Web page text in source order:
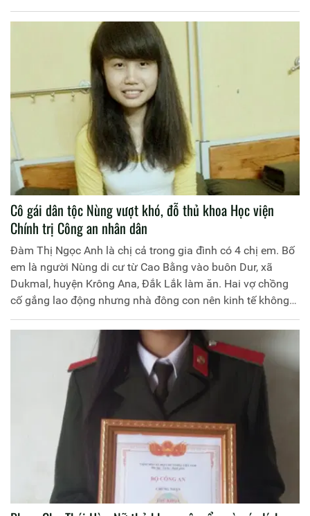
Cô gái dân tộc Nùng vượt khó, đỗ thủ khoa Học viện
Chính trị Công an nhân dân
Đàm Thị Ngọc Anh là chị cả trong gia đình có 4 chị em. Bố
em là người Nùng di cư từ Cao Bằng vào buôn Dur, xã
Dukmal, huyện Krông Ana, Đắk Lắk làm ăn. Hai vợ chồng
cố gắng lao động nhưng nhà đông con nên kinh tế không
mấy khá giả, vẫn hụt bữa trước, thiếu bữa sau.